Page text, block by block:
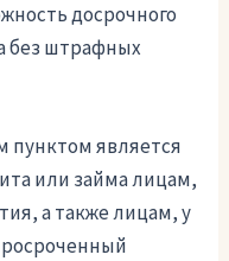
досрочного
без штрафных
является
или займа лицам,
а также лицам, у